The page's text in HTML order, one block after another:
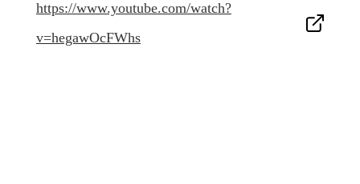
https://www.youtube.com/watch?
v=hegawOcFWhs